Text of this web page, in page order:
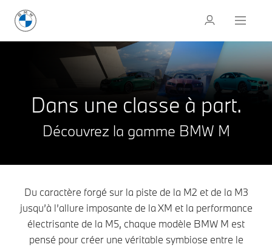
Dans une classe à part.
Découvrez la gamme BMW M
Du caractère forgé sur la piste de la M2 et de la M3
jusqu’à l’allure imposante de la XM et la performance
électrisante de la M5, chaque modèle BMW M est
pensé pour créer une véritable symbiose entre le